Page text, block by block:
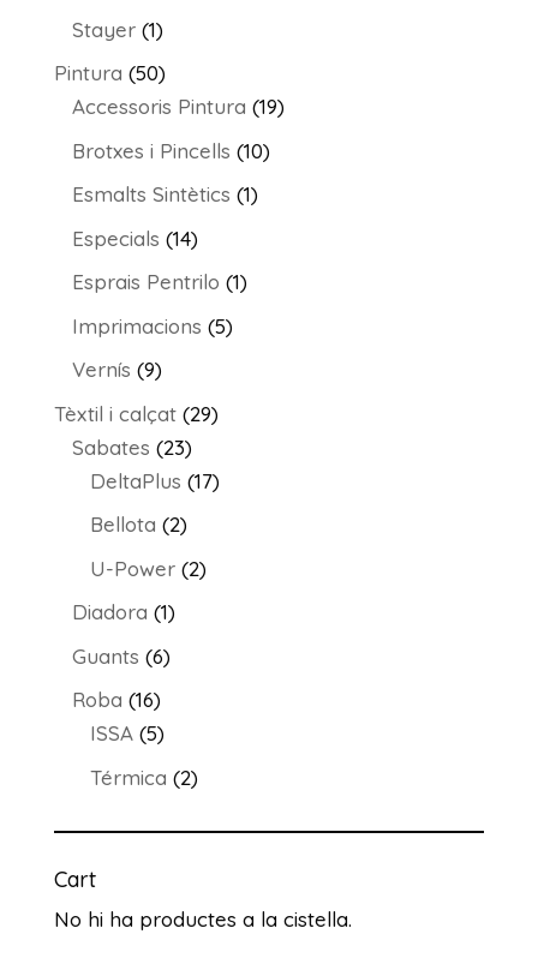
Stayer 11
producte
Pintura 5050
productes
Accessoris Pintura 1919
Brotxes i Pincells 1010
Esmalts Sintètics 11
Especials 1414
productes
Esprais Pentrilo 11
Imprimacions 55
Vernís 99
productes
Tèxtil i calçat 2929
Sabates 2323
productes
DeltaPlus 1717
Bellota 22
productes
U-Power 22
Diadora 11
Guants 66
Roba 1616
productes
ISSA 55
productes
Térmica 22
Cart
No hi ha productes a la cistella.